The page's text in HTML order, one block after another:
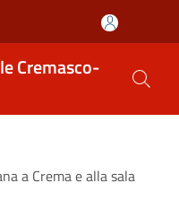
Cremasco-
a Crema e alla sala